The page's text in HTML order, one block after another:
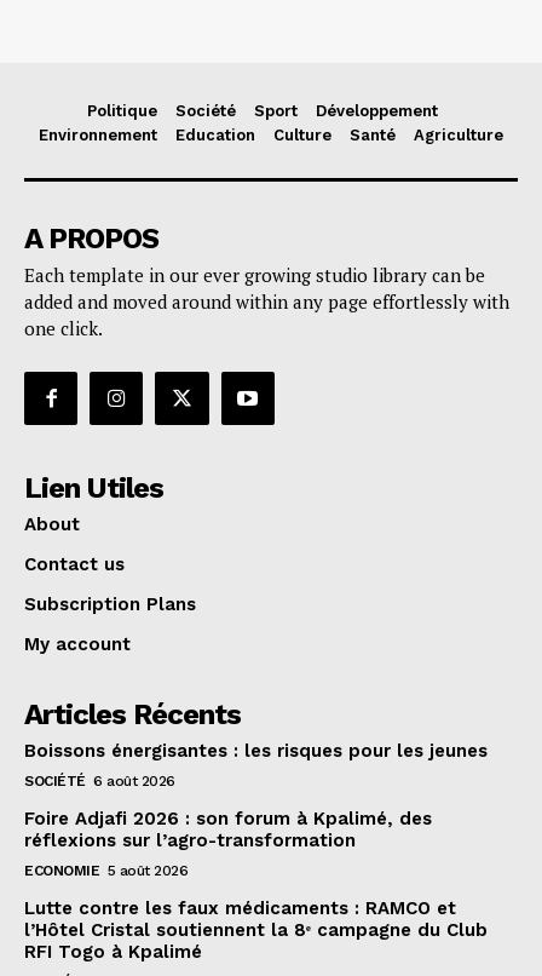
Politique Société Sport
Développement
Environnement
Education Culture Santé Agriculture
A PROPOS
Each template in our ever growing studio library can be
added and moved around within any page effortlessly with
one click.
Lien Utiles
About
Contact us
Subscription Plans
My account
Articles Récents
Boissons énergisantes : les risques pour les jeunes
SOCIÉTÉ 6 août 2026
Foire Adjafi 2026 : son forum à Kpalimé, des
réflexions sur l’agro-transformation
ECONOMIE 5 août 2026
Lutte contre les faux médicaments : RAMCO et
l’Hôtel Cristal soutiennent la 8ᵉ campagne du Club
RFI Togo à Kpalimé